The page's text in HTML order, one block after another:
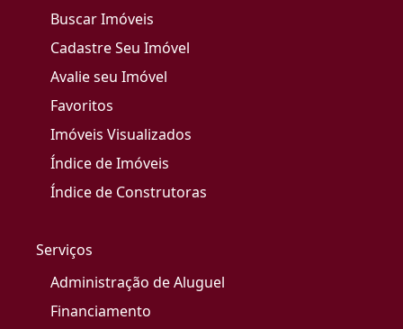
Buscar Imóveis
Cadastre Seu Imóvel
Avalie seu Imóvel
Favoritos
Imóveis Visualizados
Índice de Imóveis
Índice de Construtoras
Serviços
Administração de Aluguel
Financiamento